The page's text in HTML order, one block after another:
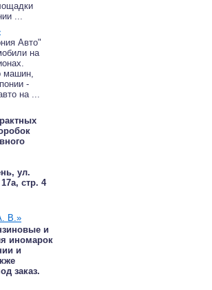
...
Авто"
на
машин,
-
на ...
ул.
стр. 4
В.»
и
иномарок
и
заказ.